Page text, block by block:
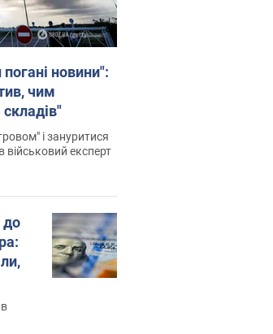
новини":
чим
складів"
і зануритися
військовий експерт
до